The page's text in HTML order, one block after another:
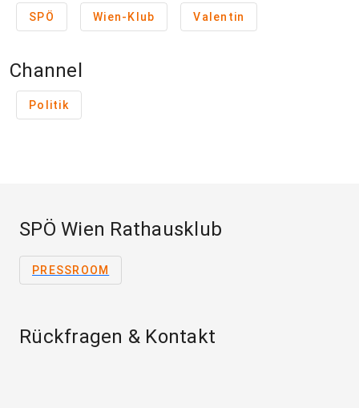
SPÖ Wien-Klub Valentin
Channel
Politik
SPÖ Wien Rathausklub
PRESSROOM
Rückfragen & Kontakt